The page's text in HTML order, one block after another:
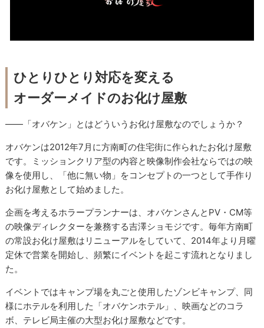
ひとりひとり対応を変える
オーダーメイドのお化け屋敷
――「オバケン」とはどういうお化け屋敷なのでしょうか？
オバケンは2012年7月に方南町の住宅街に作られたお化け屋敷
です。ミッションクリア型の内容と映像制作会社ならではの映
像を使用し、「他に無い物」をコンセプトの一つとして手作り
お化け屋敷として始めました。
企画を考えるホラープランナーは、オバケンさんとPV・CM等
の映像ディレクターを兼務する吉澤ショモジです。毎年方南町
の常設お化け屋敷はリニューアルをしていて、2014年より月曜
定休で営業を開始し、頻繁にイベントを起こす流れとなりまし
た。
イベントではキャンプ場を丸ごと使用したゾンビキャンプ、同
様にホテルを利用した「オバケンホテル」、映画などのコラ
ボ、テレビ局主催の大型お化け屋敷などです。